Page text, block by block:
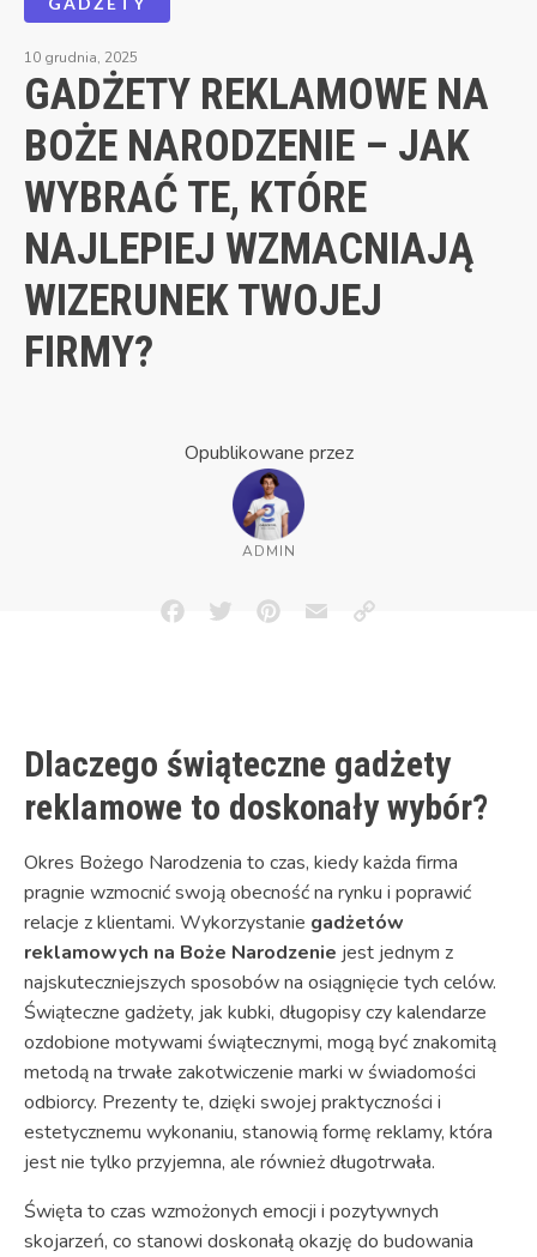
10 grudnia, 2025
GADŻETY REKLAMOWE NA
BOŻE NARODZENIE – JAK
WYBRAĆ TE, KTÓRE
NAJLEPIEJ WZMACNIAJĄ
WIZERUNEK TWOJEJ
FIRMY?
Opublikowane przez
ADMIN
FacebookTwitterPinterestEmailCopy
Dlaczego świąteczne gadżety
reklamowe to doskonały wybór?
Okres Bożego Narodzenia to czas, kiedy każda firma
pragnie wzmocnić swoją obecność na rynku i poprawić
relacje z klientami. Wykorzystanie gadżetów
reklamowych na Boże Narodzenie jest jednym z
najskuteczniejszych sposobów na osiągnięcie tych celów.
Świąteczne gadżety, jak kubki, długopisy czy kalendarze
ozdobione motywami świątecznymi, mogą być znakomitą
metodą na trwałe zakotwiczenie marki w świadomości
odbiorcy. Prezenty te, dzięki swojej praktyczności i
estetycznemu wykonaniu, stanowią formę reklamy, która
jest nie tylko przyjemna, ale również długotrwała.
Święta to czas wzmożonych emocji i pozytywnych
skojarzeń, co stanowi doskonałą okazję do budowania